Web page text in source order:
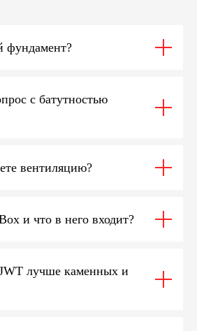
фундамент?
с батутностью
вентиляцию?
и что в него входит?
лучше каменных и